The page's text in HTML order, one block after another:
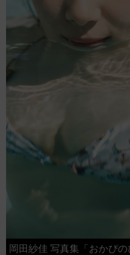
岡田紗佳 写真集「おかぴ